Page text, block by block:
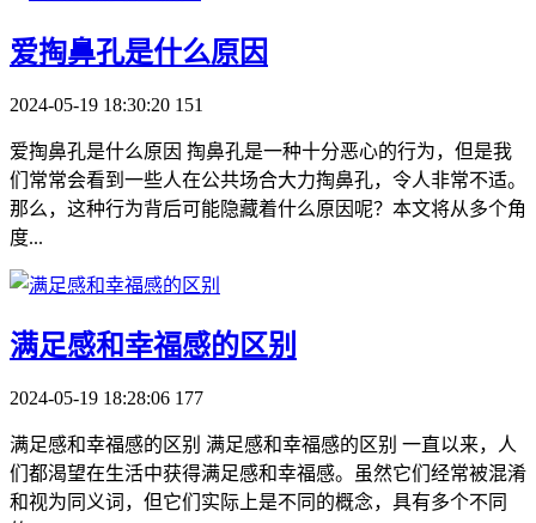
​爱掏鼻孔是什么原因
2024-05-19 18:30:20 151
爱掏鼻孔是什么原因 掏鼻孔是一种十分恶心的行为，但是我
们常常会看到一些人在公共场合大力掏鼻孔，令人非常不适。
那么，这种行为背后可能隐藏着什么原因呢？本文将从多个角
度...
​满足感和幸福感的区别
2024-05-19 18:28:06 177
满足感和幸福感的区别 满足感和幸福感的区别 一直以来，人
们都渴望在生活中获得满足感和幸福感。虽然它们经常被混淆
和视为同义词，但它们实际上是不同的概念，具有多个不同